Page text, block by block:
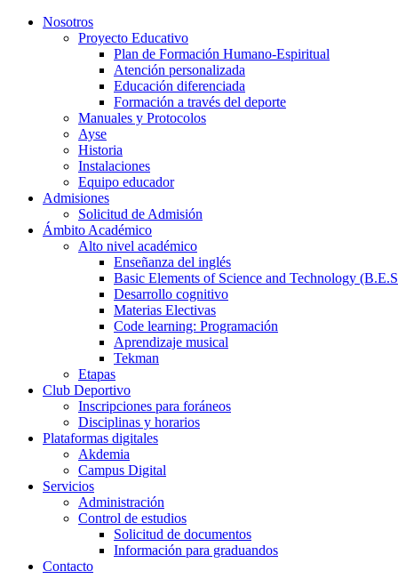
Nosotros
Proyecto Educativo
Plan de Formación Humano-Espiritual
Atención personalizada
Educación diferenciada
Formación a través del deporte
Manuales y Protocolos
Ayse
Historia
Instalaciones
Equipo educador
Admisiones
Solicitud de Admisión
Ámbito Académico
Alto nivel académico
Enseñanza del inglés
Basic Elements of Science and Technology
Desarrollo cognitivo
Materias Electivas
Code learning: Programación
Aprendizaje musical
Tekman
Etapas
Club Deportivo
Inscripciones para foráneos
Disciplinas y horarios
Plataformas digitales
Akdemia
Campus Digital
Servicios
Administración
Control de estudios
Solicitud de documentos
Información para graduandos
Contacto